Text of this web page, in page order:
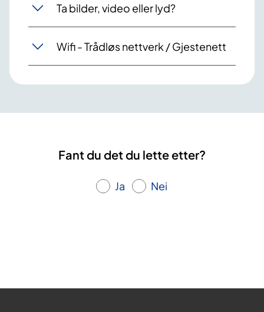
Ta bilder, video eller lyd?
Wifi - Trådløs nettverk / Gjestenett
Fant du det du lette etter?
Ja Nei